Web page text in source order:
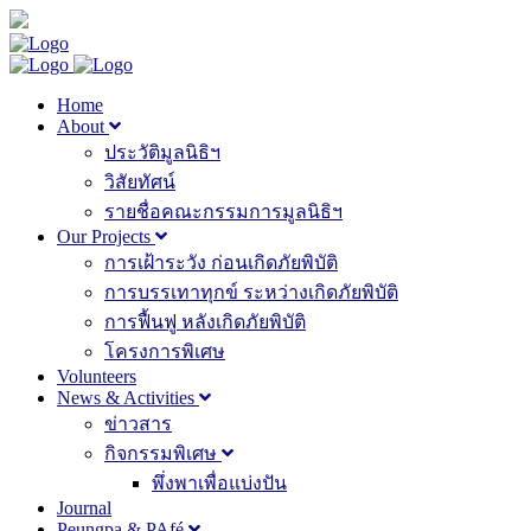
Home
About
ประวัติมูลนิธิฯ
วิสัยทัศน์
รายชื่อคณะกรรมการมูลนิธิฯ
Our Projects
การเฝ้าระวัง ก่อนเกิดภัยพิบัติ
การบรรเทาทุกข์ ระหว่างเกิดภัยพิบัติ
การฟื้นฟู หลังเกิดภัยพิบัติ
โครงการพิเศษ
Volunteers
News & Activities
ข่าวสาร
กิจกรรมพิเศษ
พึ่งพาเพื่อแบ่งปัน
Journal